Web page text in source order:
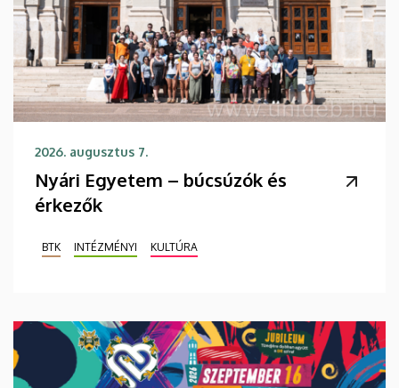
2026. augusztus 7.
Nyári Egyetem – búcsúzók és
érkezők
BTK INTÉZMÉNYI KULTÚRA